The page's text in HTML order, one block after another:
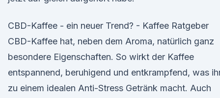
CBD-Kaffee - ein neuer Trend? - Kaffee Ratgeber
CBD-Kaffee hat, neben dem Aroma, natürlich ganz
besondere Eigenschaften. So wirkt der Kaffee
entspannend, beruhigend und entkrampfend, was
zu einem idealen Anti-Stress Getränk macht. Auch